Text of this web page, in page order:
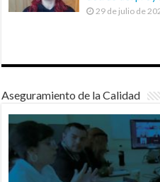
29 de julio de
Aseguramiento de la Calidad